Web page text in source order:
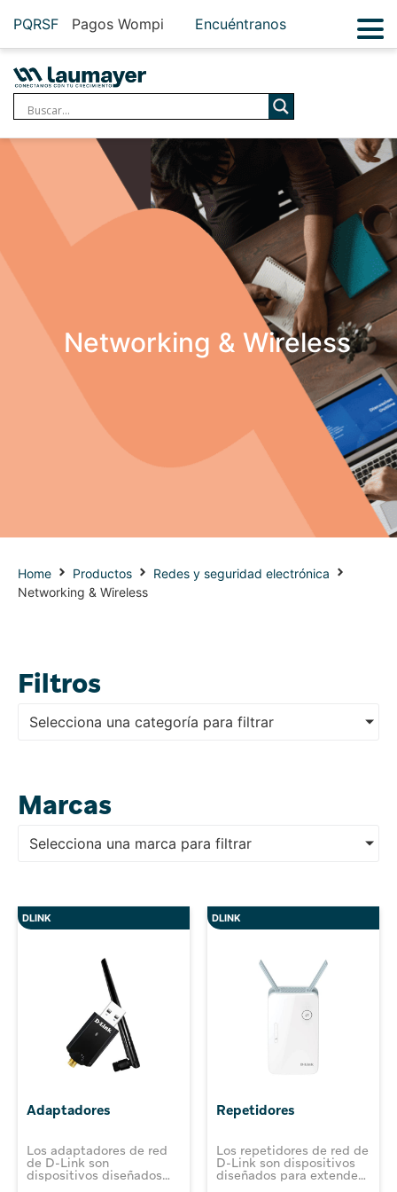
PQRSF Pagos Wompi Encuéntranos
Networking & Wireless
Home Productos
Redes y seguridad electrónica
Networking & Wireless
Filtros
Selecciona una categoría para filtrar
Marcas
Selecciona una marca para filtrar
DLINK
Adaptadores
Los adaptadores de red
de D-Link son
dispositivos diseñados
DLINK
Repetidores
Los repetidores de red de
D-Link son dispositivos
diseñados para extender